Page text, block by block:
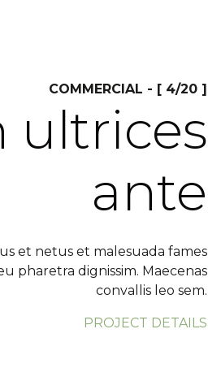
COMMERCIAL - [ 4/20 ]
ultrices
ante
et netus et malesuada fames
pharetra dignissim. Maecenas
convallis leo sem.
PROJECT DETAILS